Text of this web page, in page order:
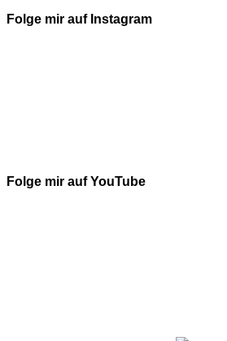
Folge mir auf Instagram
Folge mir auf YouTube